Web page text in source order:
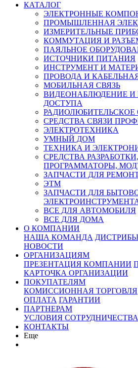
КАТАЛОГ
ЭЛЕКТРОННЫЕ
ПРОМЫШЛЕННАЯ
ИЗМЕРИТЕЛЬНЫЕ
КОММУТАЦИЯ И
ПАЯЛЬНОЕ
ИСТОЧНИКИ ПИТАНИЯ
ИНСТРУМЕНТ И
ПРОВОДА И
МОБИЛЬНАЯ СВЯЗЬ
ВИДЕОНАБЛЮДЕНИЕ И
ДОСТУПА
РАДИОЛЮБИТЕЛЬСКОЕ
СРЕДСТВА СВЯЗИ
ЭЛЕКТРОТЕХНИКА
УМНЫЙ ДОМ
ТЕХНИКА И
СРЕДСТВА
ПРОГРАММАТОРЫ,
ЗАПЧАСТИ ДЛЯ
ЭТМ
ЗАПЧАСТИ ДЛЯ
ВСЕ ДЛЯ АВТОМОБИЛЯ
ВСЕ ДЛЯ ДОМА
О КОМПАНИИ
НАША КОМАНДА
НОВОСТИ
ОРГАНИЗАЦИЯМ
ПРЕЗЕНТАЦИЯ КОМПАНИИ
КАРТОЧКА ОРГАНИЗАЦИИ
ПОКУПАТЕЛЯМ
КОМИССИОННАЯ ТОРГОВЛЯ
ОПЛАТА ГАРАНТИИ
ПАРТНЕРАМ
УСЛОВИЯ СОТРУДНИЧЕСТВА
КОНТАКТЫ
Еще